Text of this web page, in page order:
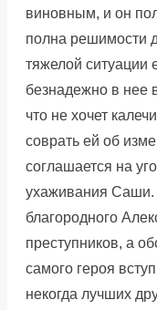
виновным, и он
полна решимости
тяжелой
безнадежно в нее
что не хочет
соврать ей об
соглашается на
ухаживания Саши.
благородного
преступников, а
самого героя
некогда лучших